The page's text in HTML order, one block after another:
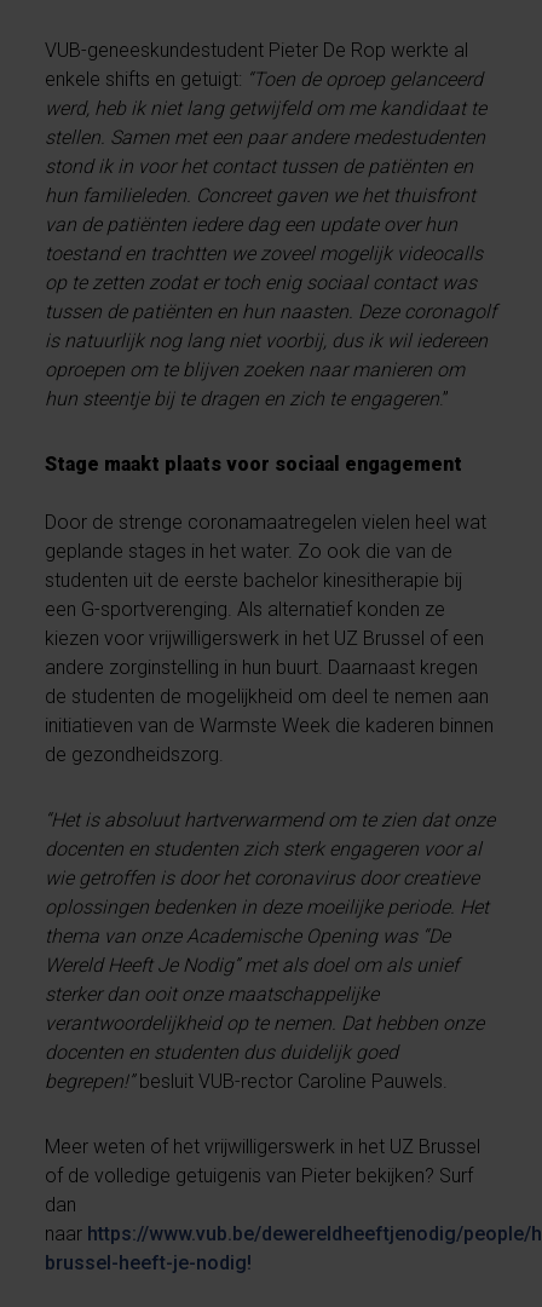
VUB-geneeskundestudent Pieter De Rop werkte al
enkele shifts en getuigt: “Toen de oproep gelanceerd
werd, heb ik niet lang getwijfeld om me kandidaat te
stellen. Samen met een paar andere medestudenten
stond ik in voor het contact tussen de patiënten en
hun familieleden. Concreet gaven we het thuisfront
van de patiënten iedere dag een update over hun
toestand en trachtten we zoveel mogelijk videocalls
op te zetten zodat er toch enig sociaal contact was
tussen de patiënten en hun naasten. Deze coronagolf
is natuurlijk nog lang niet voorbij, dus ik wil iedereen
oproepen om te blijven zoeken naar manieren om
hun steentje bij te dragen en zich te engageren .”
Stage maakt plaats voor sociaal engagement
Door de strenge coronamaatregelen vielen heel wat
geplande stages in het water. Zo ook die van de
studenten uit de eerste bachelor kinesitherapie bij
een G-sportverenging. Als alternatief konden ze
kiezen voor vrijwilligerswerk in het UZ Brussel of een
andere zorginstelling in hun buurt. Daarnaast kregen
de studenten de mogelijkheid om deel te nemen aan
initiatieven van de Warmste Week die kaderen binnen
de gezondheidszorg.
“Het is absoluut hartverwarmend om te zien dat onze
docenten en studenten zich sterk engageren voor al
wie getroffen is door het coronavirus door creatieve
oplossingen bedenken in deze moeilijke periode. Het
thema van onze Academische Opening was “De
Wereld Heeft Je Nodig” met als doel om als unief
sterker dan ooit onze maatschappelijke
verantwoordelijkheid op te nemen. Dat hebben onze
docenten en studenten dus duidelijk goed
begrepen!”besluit VUB-rector Caroline Pauwels.
Meer weten of het vrijwilligerswerk in het UZ Brussel
of de volledige getuigenis van Pieter bekijken? Surf
dan
naar https://www.vub.be/dewereldheeftjenodig/
brussel-heeft-je-nodig!